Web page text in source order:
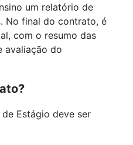
um relatório de
No final do contrato, é
com o resumo das
avaliação do
Estágio deve ser